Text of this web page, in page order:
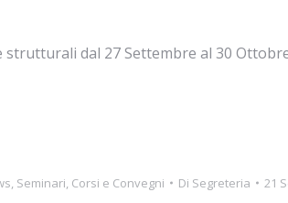
dal 27 Settembre al 30
, Seminari, Corsi e Convegni Di Segreteria 21